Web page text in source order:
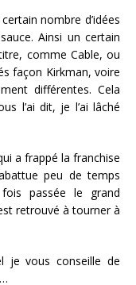
nombre d’idées
Ainsi un certain
comme Cable, ou
façon Kirkman, voire
différentes. Cela
l’ai dit, je l’ai lâché
a frappé la franchise
peu de temps
passée le grand
retrouvé à tourner à
je vous conseille de